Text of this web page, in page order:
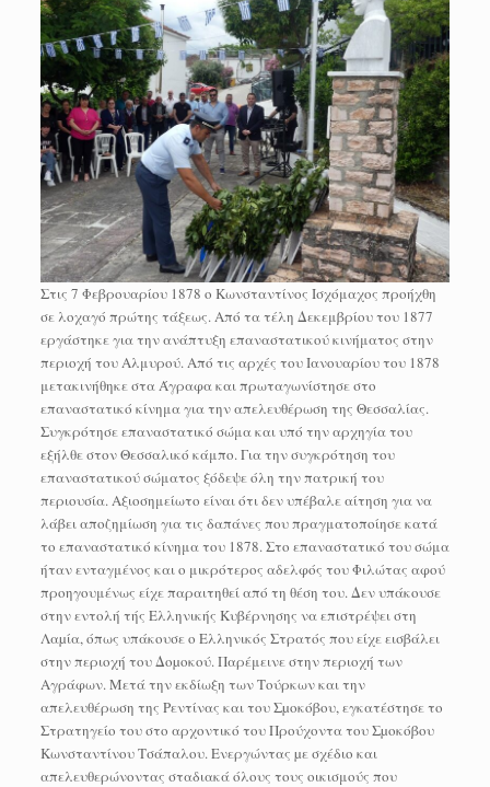
Στις 7 Φεβρουαρίου 1878 ο Κωνσταντίνος Ισχόμαχος προήχθη
σε λοχαγό πρώτης τάξεως. Από τα τέλη Δεκεμβρίου του 1877
εργάστηκε για την ανάπτυξη επαναστατικού κινήματος στην
περιοχή του Αλμυρού. Από τις αρχές του Ιανουαρίου του 1878
μετακινήθηκε στα Άγραφα και πρωταγωνίστησε στο
επαναστατικό κίνημα για την απελευθέρωση της Θεσσαλίας.
Συγκρότησε επαναστατικό σώμα και υπό την αρχηγία του
εξήλθε στον Θεσσαλικό κάμπο. Για την συγκρότηση του
επαναστατικού σώματος ξόδεψε όλη την πατρική του
περιουσία. Αξιοσημείωτο είναι ότι δεν υπέβαλε αίτηση για να
λάβει αποζημίωση για τις δαπάνες που πραγματοποίησε κατά
το επαναστατικό κίνημα του 1878. Στο επαναστατικό του σώμα
ήταν ενταγμένος και ο μικρότερος αδελφός του Φιλώτας αφού
προηγουμένως είχε παραιτηθεί από τη θέση του. Δεν υπάκουσε
στην εντολή τής Ελληνικής Κυβέρνησης να επιστρέψει στη
Λαµία, όπως υπάκουσε ο Ελληνικός Στρατός που είχε εισβάλει
στην περιοχή του Δοµοκού. Παρέμεινε στην περιοχή των
Αγράφων. Μετά την εκδίωξη των Τούρκων και την
απελευθέρωση της Ρεντίνας και του Σµοκόβου, εγκατέστησε το
Στρατηγείο του στο αρχοντικό του Προύχοντα του Σµοκόβου
Κωνσταντίνου Τσάπαλου. Ενεργώντας µε σχέδιο και
απελευθερώνοντας σταδιακά όλους τους οικισμούς που